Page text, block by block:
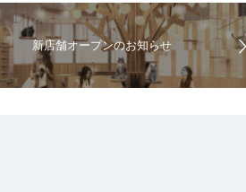
新店舗オープンのお知らせ